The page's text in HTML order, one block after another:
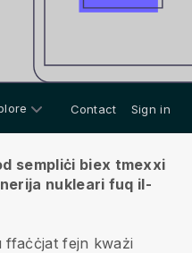
Contact Sign in
sempliċi biex tmexxi
nukleari fuq il-
fejn kważi